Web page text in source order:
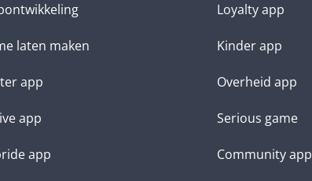
laten maken
app
app
app
Loyalty app
Kinder app
Overheid app
Serious game
Community app